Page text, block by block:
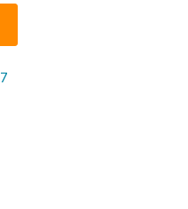
7